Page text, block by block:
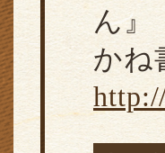
ん』
かね